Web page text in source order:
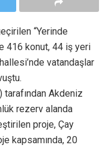
“Yerinde
416 konut, 44 iş yeri
vatandaşlar
tarafından Akdeniz
rezerv alanda
proje, Çay
kapsamında, 20